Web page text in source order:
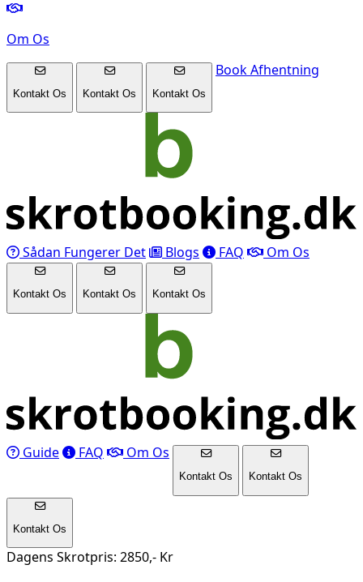
Om Os
Kontakt Os Kontakt Os Kontakt Os
Book Afhentning
Sådan Fungerer Det Blogs FAQ Om Os
Kontakt Os Kontakt Os Kontakt Os
Guide FAQ Om Os
Kontakt Os Kontakt Os
Kontakt Os
Dagens Skrotpris: 2850,- Kr